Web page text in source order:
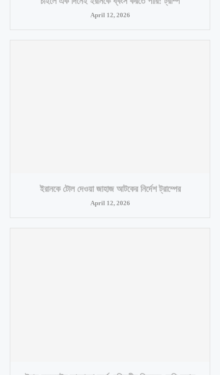
April 12, 2026
ইরানকে টোল দেওয়া জাহাজ আটকের নির্দেশ ট্রাম্পের
April 12, 2026